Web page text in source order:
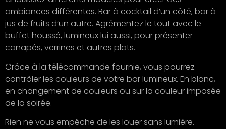
ambiances différentes. Bar à cocktail d’un côté, bar à
jus de fruits d’un autre. Agrémentez le tout avec le
buffet houssé, lumineux lui aussi, pour présenter
canapés, verrines et autres plats.
Grâce à la télécommande fournie, vous pourrez
contrôler les couleurs de votre bar lumineux. En blanc,
en changement de couleurs ou sur la couleur imposée
de la soirée.
Rien ne vous empêche de les louer sans lumière.